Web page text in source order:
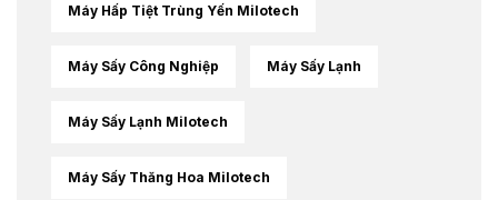
Máy Hấp Tiệt Trùng Yến Milotech
Máy Sấy Công Nghiệp Máy Sấy Lạnh
Máy Sấy Lạnh Milotech
Máy Sấy Thăng Hoa Milotech